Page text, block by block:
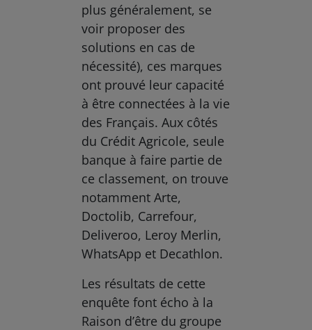
plus généralement, se
voir proposer des
solutions en cas de
nécessité), ces marques
ont prouvé leur capacité
à être connectées à la vie
des Français. Aux côtés
du Crédit Agricole, seule
banque à faire partie de
ce classement, on trouve
notamment Arte,
Doctolib, Carrefour,
Deliveroo, Leroy Merlin,
WhatsApp et Decathlon.
Les résultats de cette
enquête font écho à la
Raison d’être du groupe